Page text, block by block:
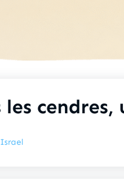
cendres,